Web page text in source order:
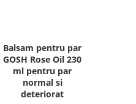
Balsam pentru par
GOSH Rose Oil 230
ml pentru par
normal si
deteriorat